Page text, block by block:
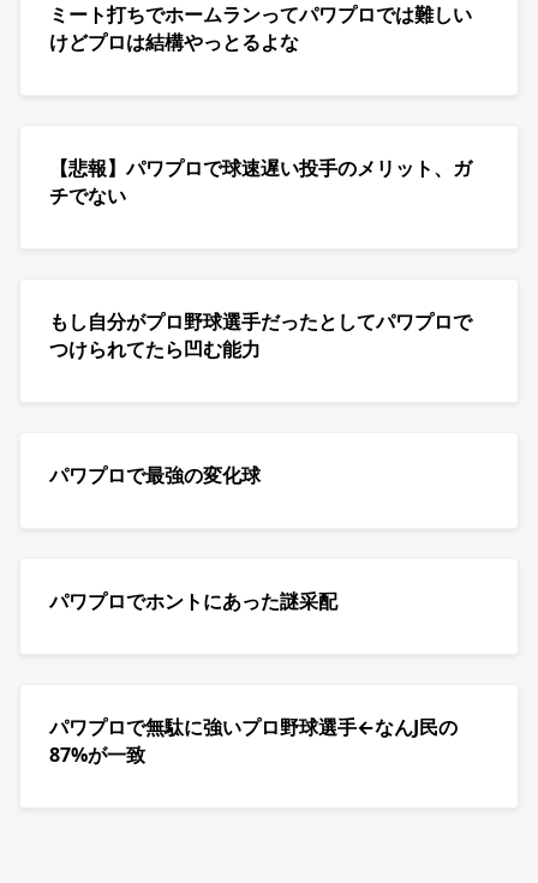
ミート打ちでホームランってパワプロでは難しい
けどプロは結構やっとるよな
【悲報】パワプロで球速遅い投手のメリット、ガ
チでない
もし自分がプロ野球選手だったとしてパワプロで
つけられてたら凹む能力
パワプロで最強の変化球
パワプロでホントにあった謎采配
パワプロで無駄に強いプロ野球選手←なんJ民の
87%が一致